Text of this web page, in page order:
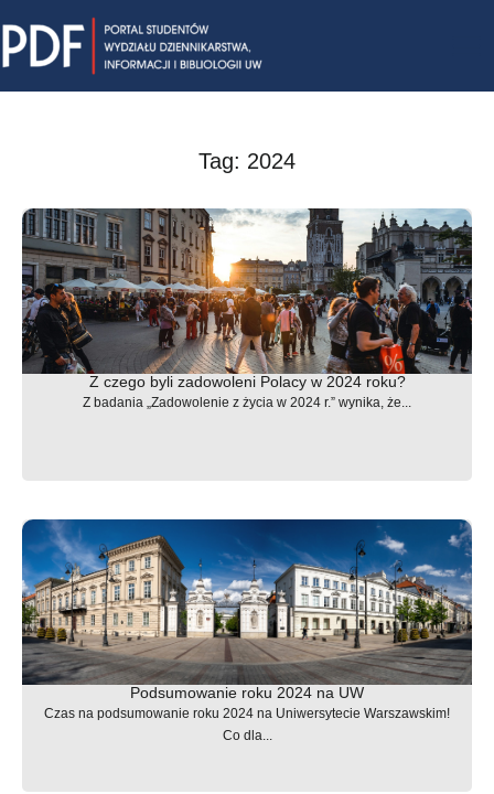
to
content
Tag: 2024
Z czego byli zadowoleni Polacy w 2024 roku?
Z badania „Zadowolenie z życia w 2024 r.” wynika, że...
Podsumowanie roku 2024 na UW
Czas na podsumowanie roku 2024 na Uniwersytecie Warszawskim!
Co dla...